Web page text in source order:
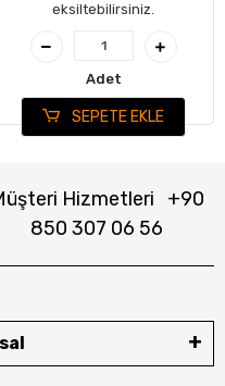
eksiltebilirsiniz.
Adet
SEPETE EKLE
Hizmetleri
+90
850 307 06 56